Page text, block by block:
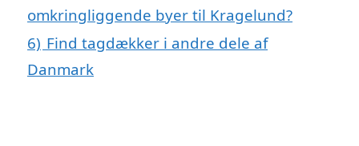
omkringliggende byer til Kragelund?
6) Find tagdækker i andre dele af
Danmark